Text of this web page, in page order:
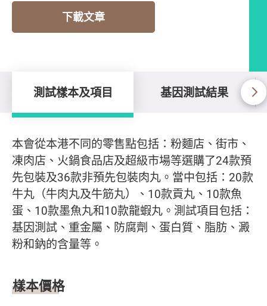
下載文章
測試樣本及項目 基因測試結果
測試樣本及項目
本會從本港不同的零售點包括：粉麵店、街市、
凍肉店、火鍋食品店及超級市場等選購了24款預
先包裝及36款非預先包裝肉丸。當中包括：20款
牛丸（牛肉丸及牛筋丸）、10款貢丸、10款魚
蛋、10款墨魚丸和10款龍蝦丸。測試項目包括：
基因測試、重金屬、防腐劑、蛋白質、脂肪、澱
粉和鈉的含量等。
樣本價格